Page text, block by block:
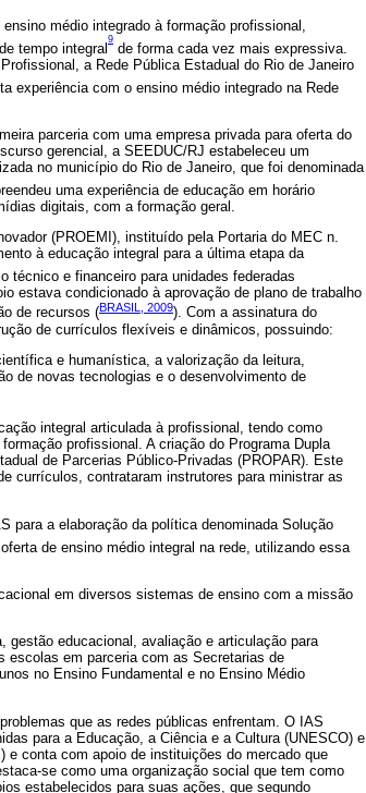
médio integrado à formação profissional,
tempo integral
9
de forma cada vez mais expressiva.
a Rede Pública Estadual do Rio de Janeiro
experiência com o ensino médio integrado na Rede
parceria com uma empresa privada para oferta do
gerencial, a SEEDUC/RJ estabeleceu um
no município do Rio de Janeiro, que foi denominada
uma experiência de educação em horário
digitais, com a formação geral.
(PROEMI), instituído pela Portaria do MEC n.
à educação integral para a última etapa da
técnico e financeiro para unidades federadas
estava condicionado à aprovação de plano de trabalho
de recursos (BRASIL, 2009). Com a assinatura do
de currículos flexíveis e dinâmicos, possuindo:
e humanística, a valorização da leitura,
de novas tecnologias e o desenvolvimento de
integral articulada à profissional, tendo como
profissional. A criação do Programa Dupla
de Parcerias Público-Privadas (PROPAR). Este
currículos, contrataram instrutores para ministrar as
para a elaboração da política denominada Solução
de ensino médio integral na rede, utilizando essa
em diversos sistemas de ensino com a missão
gestão educacional, avaliação e articulação para
em parceria com as Secretarias de
no Ensino Fundamental e no Ensino Médio
que as redes públicas enfrentam. O IAS
para a Educação, a Ciência e a Cultura (UNESCO) e
e conta com apoio de instituições do mercado que
se como uma organização social que tem como
estabelecidos para suas ações, que segundo